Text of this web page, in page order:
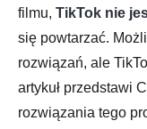
filmu, TikTok nie
się powtarzać.
rozwiązań, ale
artykuł przedstawi
rozwiązania tego